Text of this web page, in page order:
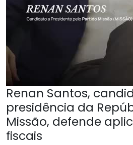
Renan Santos,
presidência da
Missão, defende
fiscais